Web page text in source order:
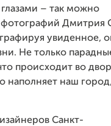
– так можно
фотографий Дмитрия
увиденное,
Не только
происходит во
наполняет наш
Санкт-